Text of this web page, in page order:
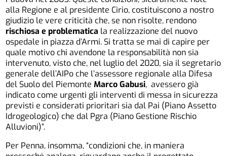
alla Regione e al presidente Cirio, costituiscono a nostro
giudizio le vere criticità che, se non risolte, rendono
rischiosa e problematica la realizzazione del nuovo
ospedale in piazza d’Armi. Si tratta se mai di capire per
quale motivo chi avendone la responsabilità non sia
intervenuto, visto che, nel luglio del 2020, sia il segretario
generale dell’AIPo che l’assessore regionale alla Difesa
del Suolo del PiemonteMarco Gabusi, avessero già
indicato come urgenti gli interventi di messa in sicurezza
previsti e considerati prioritari sia dal Pai (Piano Assetto
Idrogeologico) che dal Pgra (Piano Gestione Rischio
Alluvioni)”.
Per Penna, insomma, “condizioni che, in maniera